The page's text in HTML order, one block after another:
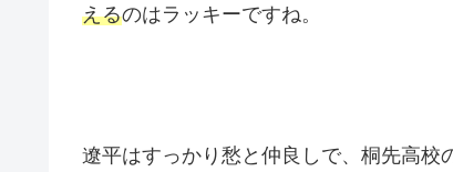
えるのはラッキーですね。
遼平はすっかり愁と仲良しで、桐先高校